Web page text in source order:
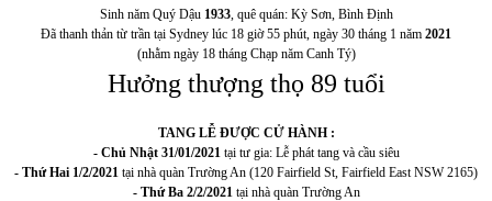
Sinh năm Quý Dậu 1933, quê quán: Kỳ Sơn, Bình Định
Đã thanh thản từ trần tại Sydney lúc 18 giờ 55 phút, ngày 30 tháng 1 năm 2021
(nhằm ngày 18 tháng Chạp năm Canh Tý)
Hưởng thượng thọ 89 tuổi
TANG LỄ ĐƯỢC CỬ HÀNH :
- Chủ Nhật 31/01/2021tại tư gia: Lễ phát tang và cầu siêu
- Thứ Hai 1/2/2021 tại nhà quàn Trường An (120 Fairfield St, Fairfield East NSW 2165)
- Thứ Ba 2/2/2021tại nhà quàn Trường An